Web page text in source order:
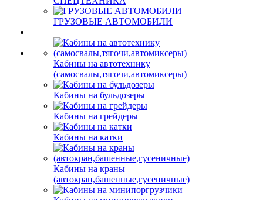
ГРУЗОВЫЕ АВТОМОБИЛИ
Кабины на автотехнику
(самосвалы,тягочи,автомиксеры)
Кабины на бульдозеры
Кабины на грейдеры
Кабины на катки
Кабины на краны
(автокран,башенные,гусеничные)